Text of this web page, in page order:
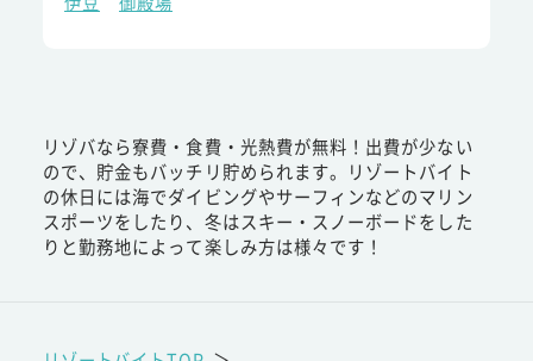
リゾバなら寮費・食費・光熱費が無料！出費が少ない
ので、貯金もバッチリ貯められます。リゾートバイト
の休日には海でダイビングやサーフィンなどのマリン
スポーツをしたり、冬はスキー・スノーボードをした
りと勤務地によって楽しみ方は様々です！